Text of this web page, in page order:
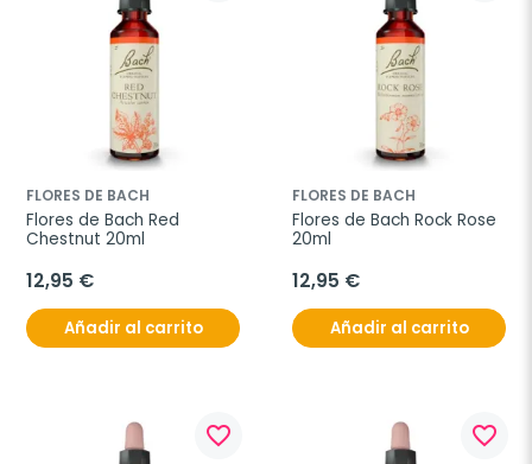
FLORES DE BACH
Flores de Bach Red
Chestnut 20ml
12,95 €
Añadir al carrito
FLORES DE BACH
Flores de Bach Rock Rose
20ml
12,95 €
Añadir al carrito
favorite_border favorite_border